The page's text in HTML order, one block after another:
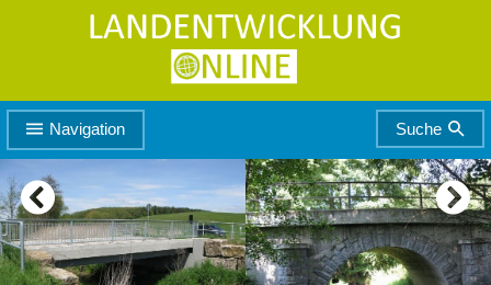
Hauptnavigation
Navigation Suche